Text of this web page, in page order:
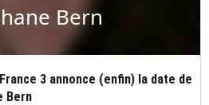
Bern
3 annonce (enfin) la date de
Bern